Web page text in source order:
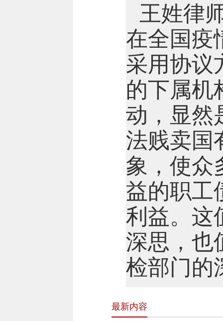
王姓律
在全国疫
采用协议
的下属机
动，显然
法贱卖国
象，使众
益的职工
利益。这
深思，也
检部门的
最新内容